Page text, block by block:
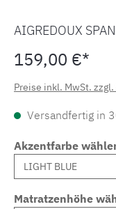
AIGREDOUX
159,00 €*
Preise inkl. MwSt.
Versandfertig in
Akzentfarbe
Matratzenhöhe